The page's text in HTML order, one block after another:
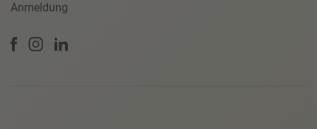
Anmeldung